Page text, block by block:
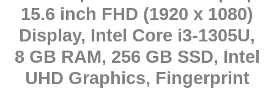
15.6 inch FHD (1920 x 1080)
Display, Intel Core i3-1305U,
8 GB RAM, 256 GB SSD, Intel
UHD Graphics, Fingerprint